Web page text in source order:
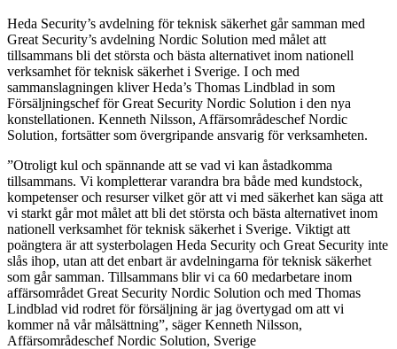
Heda Security’s avdelning för teknisk säkerhet går samman med
Great Security’s avdelning Nordic Solution med målet att
tillsammans bli det största och bästa alternativet inom nationell
verksamhet för teknisk säkerhet i Sverige. I och med
sammanslagningen kliver Heda’s Thomas Lindblad in som
Försäljningschef för Great Security Nordic Solution i den nya
konstellationen. Kenneth Nilsson, Affärsområdeschef Nordic
Solution, fortsätter som övergripande ansvarig för verksamheten.
”Otroligt kul och spännande att se vad vi kan åstadkomma
tillsammans. Vi kompletterar varandra bra både med kundstock,
kompetenser och resurser vilket gör att vi med säkerhet kan säga att
vi starkt går mot målet att bli det största och bästa alternativet inom
nationell verksamhet för teknisk säkerhet i Sverige. Viktigt att
poängtera är att systerbolagen Heda Security och Great Security inte
slås ihop, utan att det enbart är avdelningarna för teknisk säkerhet
som går samman. Tillsammans blir vi ca 60 medarbetare inom
affärsområdet Great Security Nordic Solution och med Thomas
Lindblad vid rodret för försäljning är jag övertygad om att vi
kommer nå vår målsättning”, säger Kenneth Nilsson,
Affärsområdeschef Nordic Solution, Sverige